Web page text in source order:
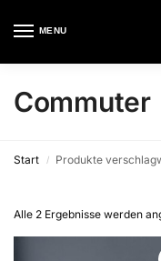
MENU
Commuter
Start / Produkte
Alle 2 Ergebnisse werden